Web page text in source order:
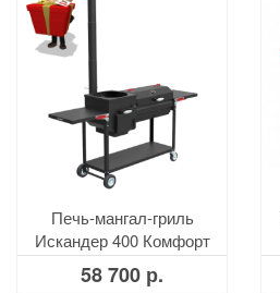
Печь-мангал-гриль
Искандер 400 Комфорт
Эйр с КРЫШКОЙ
58 700 р.